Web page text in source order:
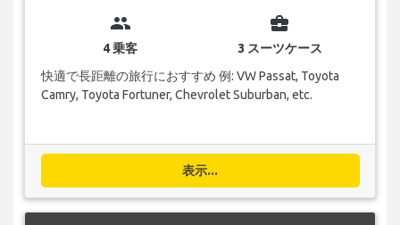
group
4 乗客
business_center
3 スーツケース
快適で長距離の旅行におすすめ 例: VW Passat, Toyota
Camry, Toyota Fortuner, Chevrolet Suburban, etc.
表示...